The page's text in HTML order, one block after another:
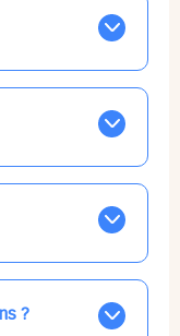
jour par
Tapez sur
horaires, et la
pour une
la semaine,
correspondent
ainsi
par la direction
taux horaire
avec
?